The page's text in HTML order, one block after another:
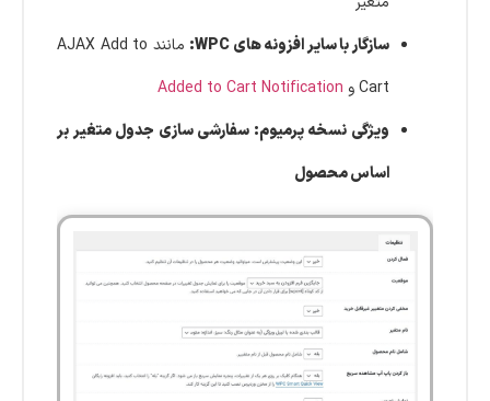
سازگار با سایر افزونه های WPC:
مانند AJAX Add to
Cart و
Added to Cart Notification
ویژگی نسخه پرمیوم: سفارشی سازی جدول متغیر بر
اساس محصول